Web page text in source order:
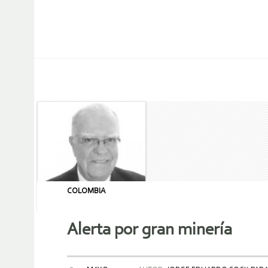
COLOMBIA
Alerta por gran minería